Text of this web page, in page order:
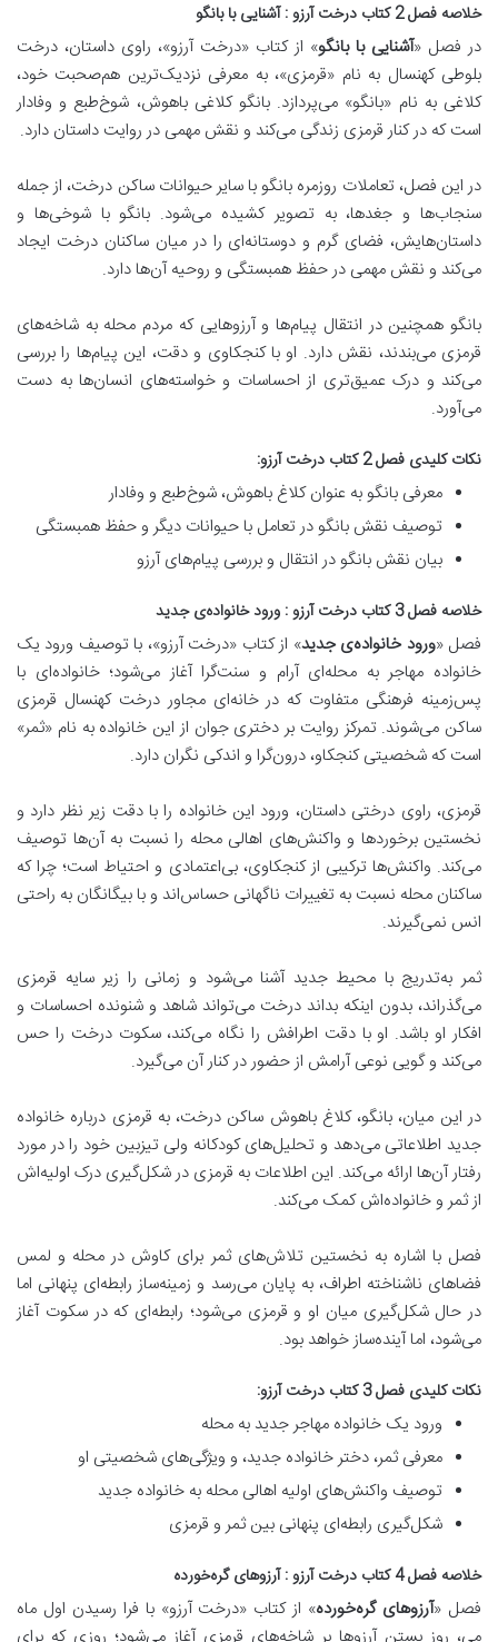
خلاصه فصل 2 کتاب درخت آرزو : آشنایی با بانگو
در فصل «آشنایی با بانگو» از کتاب «درخت آرزو»، راوی داستان، درخت
بلوطی کهنسال به نام «قرمزی»، به معرفی نزدیک‌ترین هم‌صحبت خود،
کلاغی به نام «بانگو» می‌پردازد. بانگو کلاغی باهوش، شوخ‌طبع و وفادار
استکه در کنار قرمزی زندگی می‌کند و نقش مهمی در روایت داستان دارد.
در این فصل، تعاملات روزمره بانگو با سایر حیوانات ساکن درخت، از جمله
سنجاب‌ها و جغدها، به تصویر کشیده می‌شود. بانگو با شوخی‌ها و
داستان‌هایش، فضای گرم و دوستانه‌ای را در میان ساکنان درخت ایجاد
می‌کند و نقش مهمی در حفظ همبستگی و روحیه آن‌ها دارد.
بانگو همچنین در انتقال پیام‌ها و آرزوهایی که مردم محله به شاخه‌های
قرمزی می‌بندند، نقش دارد. او با کنجکاوی و دقت، این پیام‌ها را بررسی
می‌کند و درک عمیق‌تری از احساسات و خواسته‌های انسان‌ها به دست
می‌آورد.
نکات کلیدی فصل 2 کتاب درخت آرزو:
معرفی بانگو به عنوان کلاغ باهوش، شوخ‌طبع و وفادار
توصیف نقش بانگو در تعامل با حیوانات دیگر و حفظ همبستگی
بیان نقش بانگو در انتقال و بررسی پیام‌های آرزو
خلاصه فصل 3 کتاب درخت آرزو : ورود خانواده‌ی جدید
فصل «ورود خانواده‌ی جدید» از کتاب «درخت آرزو»، با توصیف ورود یک
خانواده مهاجر به محله‌ای آرام و سنت‌گراآغاز می‌شود؛ خانواده‌ای با
پس‌زمینه فرهنگی متفاوت که در خانه‌ای مجاور درخت کهنسال قرمزی
ساکن می‌شوند. تمرکز روایت بر دختری جوان از این خانواده به نام «ثمر»
استکه شخصیتی کنجکاو، درون‌گرا و اندکی نگران دارد.
قرمزی، راوی درختی داستان، ورود این خانواده را با دقت زیر نظر دارد و
نخستین برخوردها و واکنش‌های اهالی محله را نسبت به آن‌ها توصیف
می‌کند. واکنش‌ها ترکیبی از کنجکاوی، بی‌اعتمادی و احتیاط است؛ چرا که
ساکنان محله نسبت به تغییرات ناگهانی حساس‌اند و با بیگانگان به راحتی
انس نمی‌گیرند.
ثمر به‌تدریج با محیط جدید آشنا می‌شود و زمانی را زیر سایه قرمزی
می‌گذراند، بدون اینکه بداند درخت می‌تواند شاهد و شنونده احساسات و
افکار او باشد. او با دقت اطرافش را نگاه می‌کند، سکوت درخت را حس
می‌کند و گویی نوعی آرامش از حضور در کنار آن می‌گیرد.
در این میان، بانگو، کلاغ باهوش ساکن درخت، به قرمزی درباره خانواده
جدید اطلاعاتی می‌دهد و تحلیل‌های کودکانه ولی تیزبین خود را در مورد
رفتار آن‌ها ارائه می‌کند. این اطلاعات به قرمزی در شکل‌گیری درک اولیه‌اش
از ثمر و خانواده‌اش کمک می‌کند.
فصل با اشاره به نخستین تلاش‌های ثمر برای کاوش در محله و لمس
فضاهای ناشناخته اطراف، به پایان می‌رسد و زمینه‌ساز رابطه‌ای پنهانی اما
در حال شکل‌گیری میان او و قرمزی می‌شود؛ رابطه‌ای که در سکوت آغاز
می‌شود، اما آینده‌ساز خواهد بود.
نکات کلیدی فصل 3 کتاب درخت آرزو:
ورود یک خانواده مهاجر جدید به محله
معرفی ثمر، دختر خانواده جدید، و ویژگی‌های شخصیتی او
توصیف واکنش‌های اولیه اهالی محله به خانواده جدید
شکل‌گیری رابطه‌ای پنهانی بین ثمر و قرمزی
خلاصه فصل 4 کتاب درخت آرزو : آرزوهای گره‌خورده
فصل «آرزوهای گره‌خورده» از کتاب «درخت آرزو» با فرا رسیدن اول ماه